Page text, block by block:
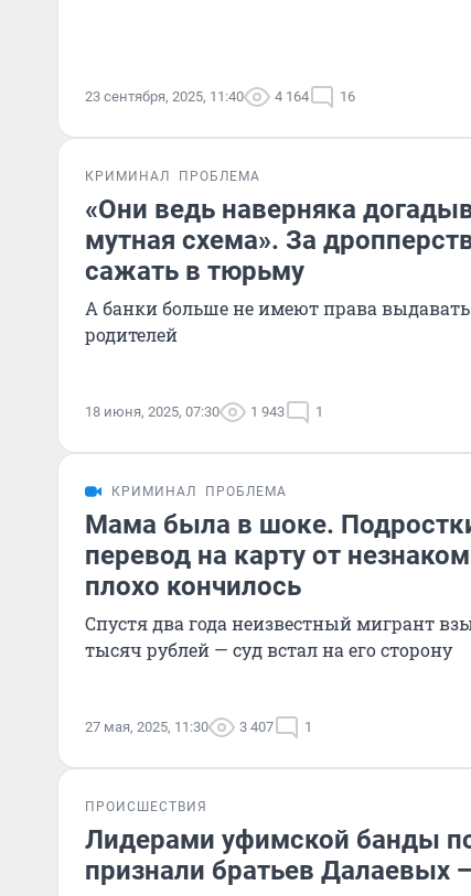
23 сентября, 2025, 11:40 4 164 16
КРИМИНАЛ ПРОБЛЕМА
«Они ведь наверняка
мутная схема». За
сажать в тюрьму
А банки больше не имеют права
родителей
18 июня, 2025, 07:30 1 943 1
КРИМИНАЛ ПРОБЛЕМА
Мама была в шоке.
перевод на карту от
плохо кончилось
Спустя два года неизвестный мигрант
тысяч рублей — суд встал на его сторону
27 мая, 2025, 11:30 3 407 1
ПРОИСШЕСТВИЯ
Лидерами уфимской банды
признали братьев Далаевых